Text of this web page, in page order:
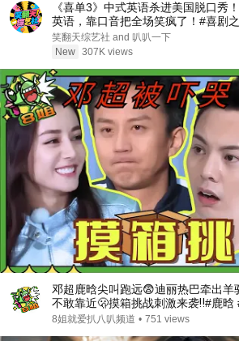
《喜单3》中式英语杀进美国脱口秀
英语，靠口音把全场笑疯了！#喜剧
秀 #搞笑 #喜剧 #funny #综艺
笑翻天综艺社 and 叭叭一下
New 307K views
邓超鹿晗尖叫跑远😨迪丽热巴牵出羊
不敢靠近🫢摸箱挑战刺激来袭‼️#鹿晗
#陈伟霆 #林俊杰 #angelababy #陈赫 #李晨 #奔跑吧 |
8姐就爱扒八叭频道 • 751 views